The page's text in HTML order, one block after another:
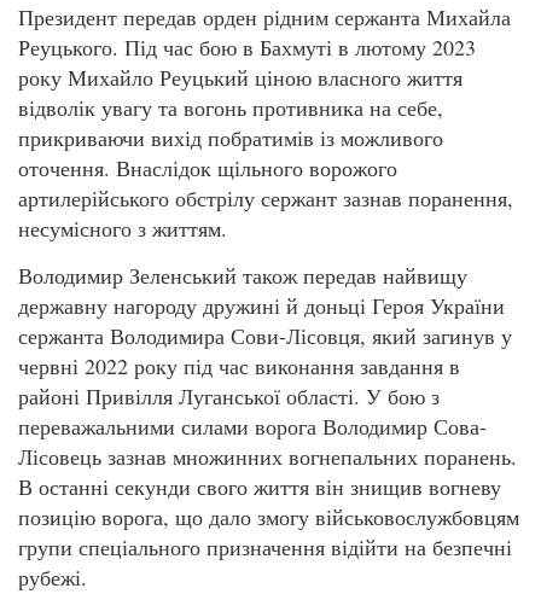
Президент передав орден рідним сержанта Михайла
Реуцького. Під час бою в Бахмуті в лютому 2023
року Михайло Реуцький ціною власного життя
відволік увагу та вогонь противника на себе,
прикриваючи вихід побратимів із можливого
оточення. Внаслідок щільного ворожого
артилерійського обстрілу сержант зазнав поранення,
несумісного з життям.
Володимир Зеленський також передав найвищу
державну нагороду дружині й доньці Героя України
сержанта Володимира Сови-Лісовця, який загинув у
червні 2022 року під час виконання завдання в
районі Привілля Луганської області. У бою з
переважальними силами ворога Володимир Сова-
Лісовець зазнав множинних вогнепальних поранень.
В останні секунди свого життя він знищив вогневу
позицію ворога, що дало змогу військовослужбовцям
групи спеціального призначення відійти на безпечні
рубежі.